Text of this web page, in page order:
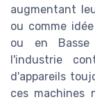
augmentant
ou comme
ou en Basse
l'industrie
d'appareils
ces machines